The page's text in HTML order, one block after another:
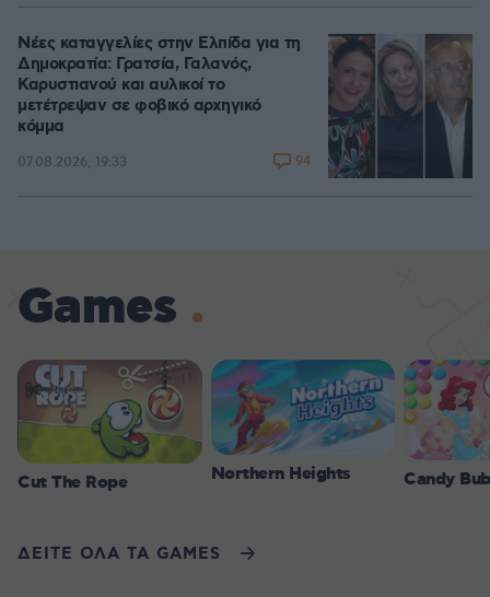
Νέες καταγγελίες στην Ελπίδα για τη
Δημοκρατία: Γρατσία, Γαλανός,
Καρυστιανού και αυλικοί το
μετέτρεψαν σε φοβικό αρχηγικό
κόμμα
07.08.2026, 19:33 94
Games
Cut The Rope Northern Heights Candy
ΔΕΙΤΕ ΟΛΑ ΤΑ GAMES